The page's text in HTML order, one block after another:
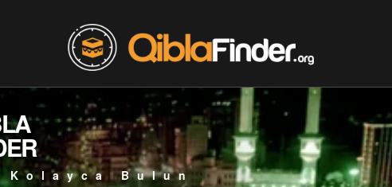
Kolayca Bulun